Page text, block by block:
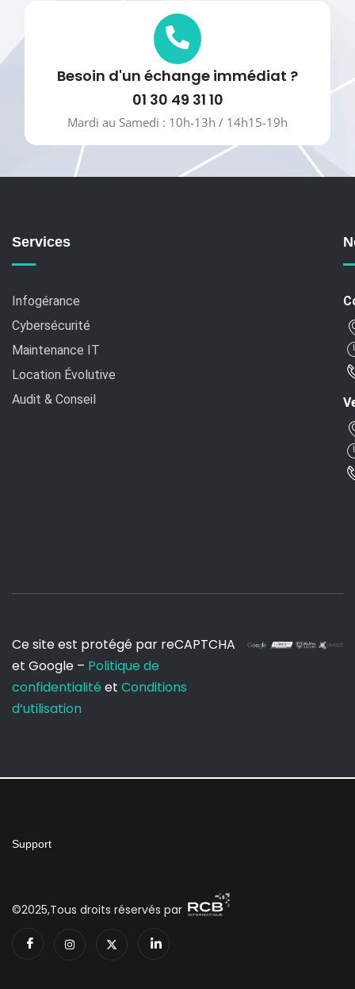
Besoin d'un échange immédiat ?
01 30 49 31 10
Mardi au Samedi : 10h-13h / 14h15-19h
Services
Infogérance
Cybersécurité
Maintenance IT
Location Évolutive
Audit & Conseil
Ce site est protégé par reCAPTCHA
et Google – Politique de
confidentialité et Conditions
d’utilisation
Support
©2025,Tous droits réservés par